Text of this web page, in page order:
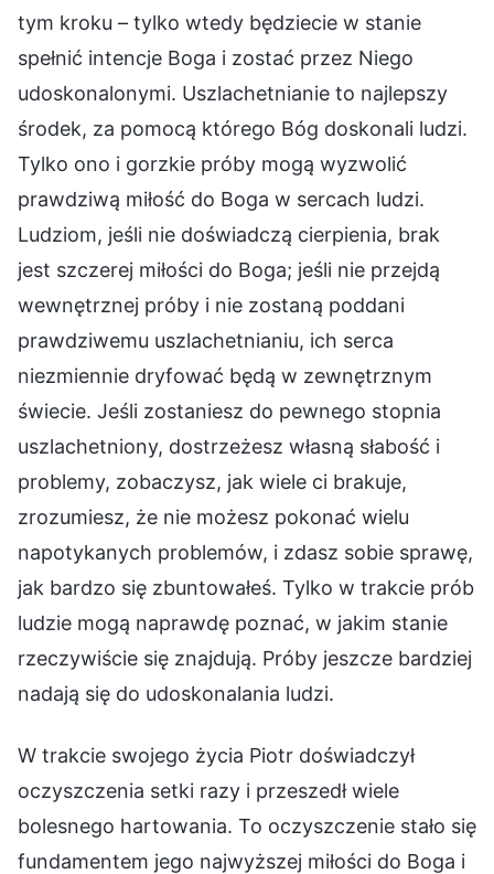
tym kroku – tylko wtedy będziecie w stanie
spełnić intencje Boga i zostać przez Niego
udoskonalonymi. Uszlachetnianie to najlepszy
środek, za pomocą którego Bóg doskonali ludzi.
Tylko ono i gorzkie próby mogą wyzwolić
prawdziwą miłość do Boga w sercach ludzi.
Ludziom, jeśli nie doświadczą cierpienia, brak
jest szczerej miłości do Boga; jeśli nie przejdą
wewnętrznej próby i nie zostaną poddani
prawdziwemu uszlachetnianiu, ich serca
niezmiennie dryfować będą w zewnętrznym
świecie. Jeśli zostaniesz do pewnego stopnia
uszlachetniony, dostrzeżesz własną słabość i
problemy, zobaczysz, jak wiele ci brakuje,
zrozumiesz, że nie możesz pokonać wielu
napotykanych problemów, i zdasz sobie sprawę,
jak bardzo się zbuntowałeś. Tylko w trakcie prób
ludzie mogą naprawdę poznać, w jakim stanie
rzeczywiście się znajdują. Próby jeszcze bardziej
nadają się do udoskonalania ludzi.
W trakcie swojego życia Piotr doświadczył
oczyszczenia setki razy i przeszedł wiele
bolesnego hartowania. To oczyszczenie stało się
fundamentem jego najwyższej miłości do Boga i